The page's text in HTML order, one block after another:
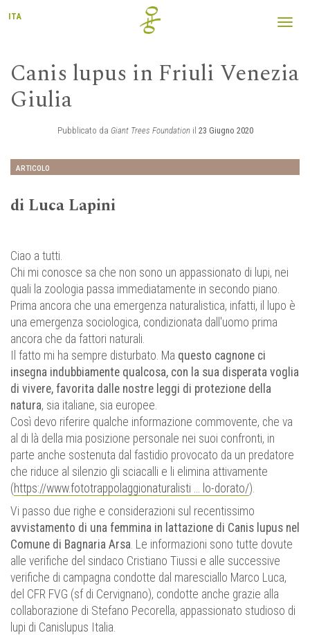
ITA
Canis lupus in Friuli Venezia
Giulia
Pubblicato da Giant Trees Foundationil 23 Giugno 2020
ARTICOLO
di Luca Lapini
Ciao a tutti.
Chi mi conosce sa che non sono un appassionato di lupi, nei
quali la zoologia passa immediatamente in secondo piano.
Prima ancora che una emergenza naturalistica, infatti, il lupo è
una emergenza sociologica, condizionata dall'uomo prima
ancora che da fattori naturali.
Il fatto mi ha sempre disturbato. Ma questo cagnone ci
insegna indubbiamente qualcosa, con la sua disperata voglia
di vivere, favorita dalle nostre leggi di protezione della
natura, sia italiane, sia europee.
Così devo riferire qualche informazione commovente, che va
al di là della mia posizione personale nei suoi confronti, in
parte anche sostenuta dal fastidio provocato da un predatore
che riduce al silenzio gli sciacalli e li elimina attivamente
(https://www.fototrappolaggionaturalisti ... lo-dorato/).
Vi passo due righe e considerazioni sul recentissimo
avvistamento di una femmina in lattazione di Canis lupus nel
Comune di Bagnaria Arsa. Le informazioni sono tutte dovute
alle verifiche del sindaco Cristiano Tiussi e alle successive
verifiche di campagna condotte dal maresciallo Marco Luca,
del CFR FVG (sf di Cervignano), condotte anche grazie alla
collaborazione di Stefano Pecorella, appassionato studioso di
lupi di Canislupus Italia.